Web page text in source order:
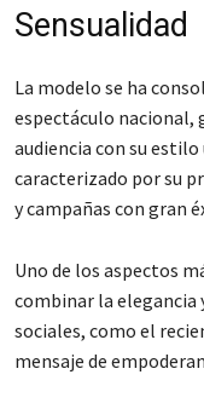
Sensualidad
La modelo se ha
espectáculo nacional,
audiencia con su estilo
caracterizado por su
y campañas con gran
Uno de los aspectos
combinar la elegancia
sociales, como el
mensaje de